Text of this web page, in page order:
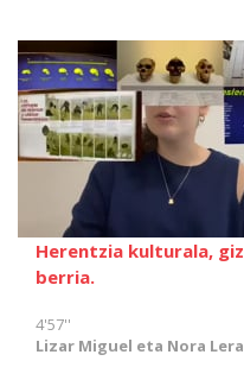
Herentzia kulturala,
berria.
4'57''
Lizar Miguel eta Nora Lera